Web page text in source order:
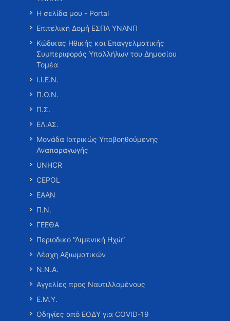
Η σελίδα μου - Portal
Επιτελική Δομή ΕΣΠΑ ΥΝΑΝΠ
Κώδικας Ηθικής και Επαγγελματικής
Συμπεριφοράς Υπαλλήλων του Δημοσίου
Τομέα
Ι.Ι.Ε.Ν.
Π.Ο.Ν.
Π.Σ.
ΕΛ.ΑΣ.
Μονάδα Ιατρικώς Υποβοηθούμενης
Αναπαραγωγής
UNHCR
CEPOL
ΕΑΑΝ
Π.Ν.
ΓΕΕΘΑ
Περιοδικό “Λιμενική Ηχώ”
Λέσχη Αξιωματικών
Ν.Ν.Α.
Αγγελίες προς Ναυτιλλομένους
Ε.Μ.Υ.
Οδηγίες από ΕΟΔΥ για COVID-19